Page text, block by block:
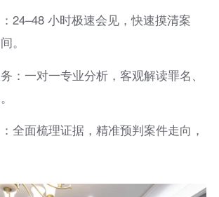
24–48 小时极速会见，快速摸清案
。
：一对一专业分析，客观解读罪名、
全面梳理证据，精准预判案件走向，